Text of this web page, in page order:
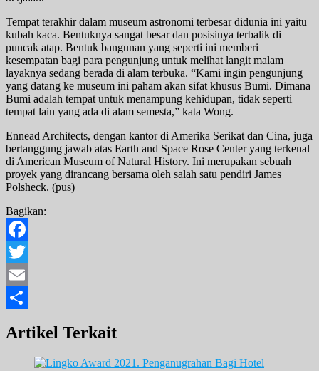
Tempat terakhir dalam museum astronomi terbesar didunia ini yaitu
kubah kaca. Bentuknya sangat besar dan posisinya terbalik di
puncak atap. Bentuk bangunan yang seperti ini memberi
kesempatan bagi para pengunjung untuk melihat langit malam
layaknya sedang berada di alam terbuka. “Kami ingin pengunjung
yang datang ke museum ini paham akan sifat khusus Bumi. Dimana
Bumi adalah tempat untuk menampung kehidupan, tidak seperti
tempat lain yang ada di alam semesta,” kata Wong.
Ennead Architects, dengan kantor di Amerika Serikat dan Cina, juga
bertanggung jawab atas Earth and Space Rose Center yang terkenal
di American Museum of Natural History. Ini merupakan sebuah
proyek yang dirancang bersama oleh salah satu pendiri James
Polsheck. (pus)
Bagikan:
Facebook
Twitter
Email
Artikel Terkait